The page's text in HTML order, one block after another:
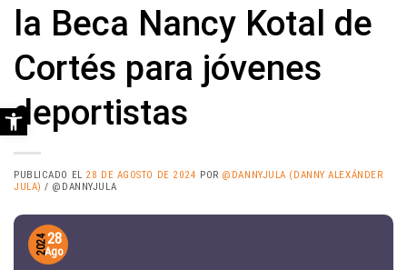
la Beca Nancy Kotal de
Cortés para jóvenes
deportistas
PUBLICADO EL 28 DE AGOSTO DE 2024 POR @DANNYJULA (DANNY ALEXÁNDER
JULA) / @DANNYJULA
28
Ago
2024
Abrir barra de herramientas